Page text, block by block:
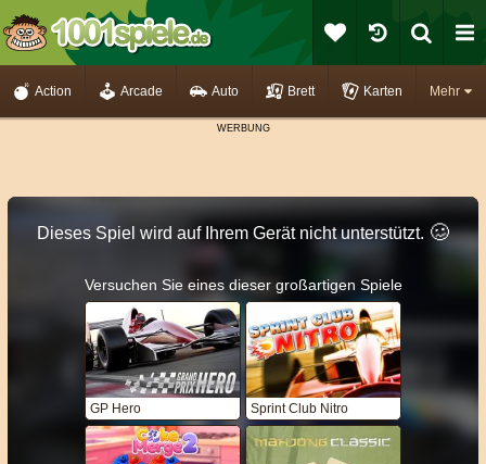
Mehr
Action Arcade Auto Brett Karten
Dieses Spiel wird auf Ihrem Gerät nicht unterstützt. 🥴️
Versuchen Sie eines dieser großartigen Spiele
GP Hero Sprint Club Nitro